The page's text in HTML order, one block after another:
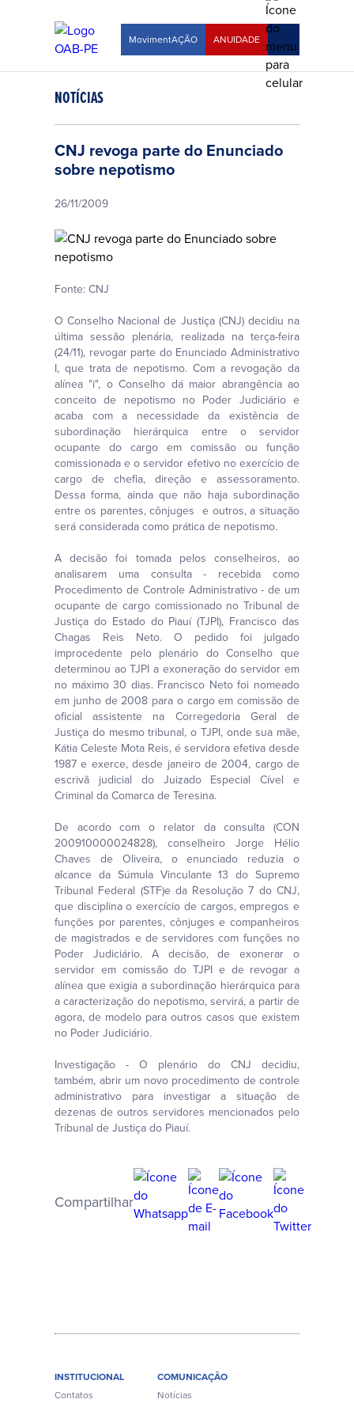
MovimentAÇÃO ANUIDADE
NOTÍCIAS
CNJ revoga parte do Enunciado
sobre nepotismo
26/11/2009
Fonte: CNJ
O Conselho Nacional de Justiça (CNJ) decidiu na
última sessão plenária, realizada na terça-feira
(24/11), revogar parte do Enunciado Administrativo
I, que trata de nepotismo. Com a revogação da
alínea "i", o Conselho dá maior abrangência ao
conceito de nepotismo no Poder Judiciário e
acaba com a necessidade da existência de
subordinação hierárquica entre o servidor
ocupante do cargo em comissão ou função
comissionada e o servidor efetivo no exercício de
cargo de chefia, direção e assessoramento.
Dessa forma, ainda que não haja subordinação
entre os parentes, cônjuges e outros, a situação
será considerada como prática de nepotismo.
A decisão foi tomada pelos conselheiros, ao
analisarem uma consulta - recebida como
Procedimento de Controle Administrativo - de um
ocupante de cargo comissionado no Tribunal de
Justiça do Estado do Piauí (TJPI), Francisco das
Chagas Reis Neto. O pedido foi julgado
improcedente pelo plenário do Conselho que
determinou ao TJPI a exoneração do servidor em
no máximo 30 dias. Francisco Neto foi nomeado
em junho de 2008 para o cargo em comissão de
oficial assistente na Corregedoria Geral de
Justiça do mesmo tribunal, o TJPI, onde sua mãe,
Kátia Celeste Mota Reis, é servidora efetiva desde
1987 e exerce, desde janeiro de 2004, cargo de
escrivã judicial do Juizado Especial Cível e
Criminal da Comarca de Teresina.
De acordo com o relator da consulta (CON
200910000024828), conselheiro Jorge Hélio
Chaves de Oliveira, o enunciado reduzia o
alcance da Súmula Vinculante 13 do Supremo
Tribunal Federal (STF)e da Resolução 7 do CNJ,
que disciplina o exercício de cargos, empregos e
funções por parentes, cônjuges e companheiros
de magistrados e de servidores com funções no
Poder Judiciário. A decisão, de exonerar o
servidor em comissão do TJPI e de revogar a
alínea que exigia a subordinação hierárquica para
a caracterização do nepotismo, servirá, a partir de
agora, de modelo para outros casos que existem
no Poder Judiciário.
Investigação - O plenário do CNJ decidiu,
também, abrir um novo procedimento de controle
administrativo para investigar a situação de
dezenas de outros servidores mencionados pelo
Tribunal de Justiça do Piauí.
Compartilhar
INSTITUCIONAL
Contatos
COMUNICAÇÃO
Notícias